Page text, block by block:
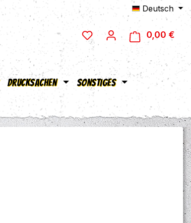
Deutsch
0,00 €
Drucksachen Sonstiges